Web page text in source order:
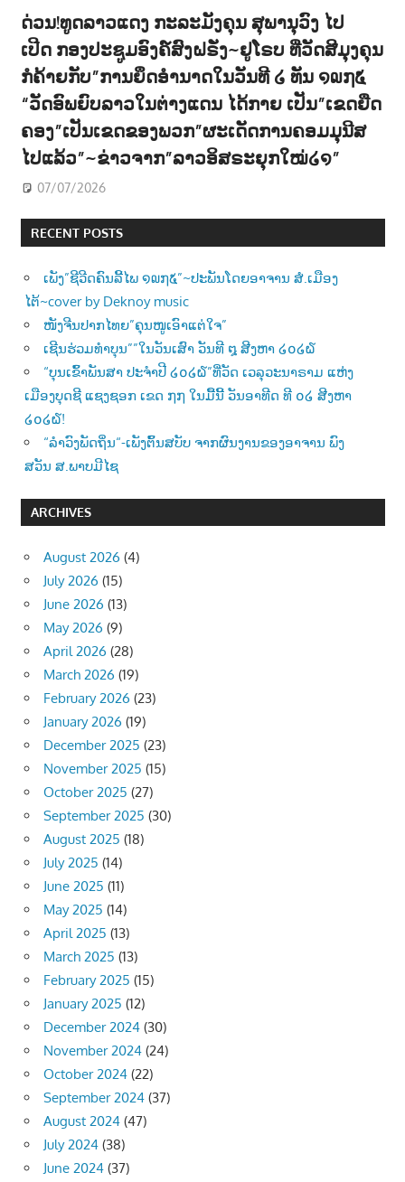
ດ່ວນ!ທູດລາວແດງ ກະລະມັງຄຸນ ສຸພານຸວົງ ໄປ
ເປີດ ກອງປະຊູມອົງຄ໌ສົງຝຣັ່ງ~ຢູໂຣບ ທີ່ວັດສີມຸງຄຸນ
ກໍຄ້າຍກັບ”ການຍຶດອຳນາດໃນວັນທີ ໒ ທັນ ໑໙໗໕
“ວັດອົພຍົບລາວໃນຕ່າງແດນ ໄດ້ກາຍ ເປັນ”ເຂດຍືດ
ຄອງ”ເປັນເຂດຂອງພວກ”ຜະເດັດການຄອມມຸນີສ
ໄປແລ້ວ”~ຂ່າວຈາກ”ລາວອິສຣະຍຸກໃໝ່໒໑”
07/07/2026
RECENT POSTS
ເພັງ”ຊີວີດຄົນລີ້ໄພ ໑໙໗໕”~ປະພັນໂດຍອາຈານ ສໍ.ເມືອງ
ໄຕ້~cover by Deknoy music
ໜັງຈີນປາກໄທຍ”ຄຸນໜູເອົາແຕ່ໃຈ”
ເຊີນຮ່ວມທຳບຸນ””ໃນວັນເສົາ ວັນທີ ໘ ສີງຫາ ໒໐໒໖
“ບຸນເຂົ້າພັນສາ ປະຈຳປີ ໒໐໒໖”ທີ່ວັດ ເວລຸວະນາຣາມ ແຫ່ງ
ເມືອງບຸດຊີ ແຊງຊອກ ເຂດ ໗໗ ໃນມື້ນີ້ ວັນອາທີດ ທີ ໐໒ ສີງຫາ
໒໐໒໖!
“ລຳວົງພັດຖິ່ນ“-ເພັງຕົ້ນສບັບ ຈາກຜົນງານຂອງອາຈານ ພົງ
ສວັນ ສ.ພາບມີໄຊ
ARCHIVES
August 2026 (4)
July 2026 (15)
June 2026 (13)
May 2026 (9)
April 2026 (28)
March 2026 (19)
February 2026 (23)
January 2026 (19)
December 2025 (23)
November 2025 (15)
October 2025 (27)
September 2025 (30)
August 2025 (18)
July 2025 (14)
June 2025 (11)
May 2025 (14)
April 2025 (13)
March 2025 (13)
February 2025 (15)
January 2025 (12)
December 2024 (30)
November 2024 (24)
October 2024 (22)
September 2024 (37)
August 2024 (47)
July 2024 (38)
June 2024 (37)